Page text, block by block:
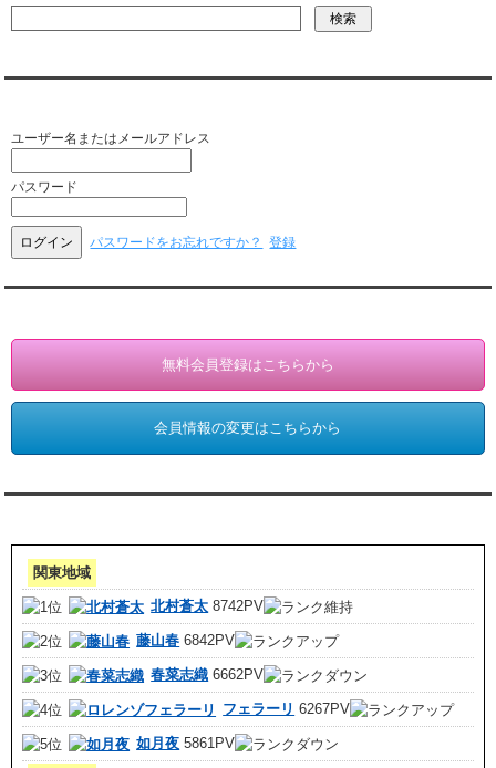
ユーザー名またはメールアドレス
パスワード
パスワードをお忘れですか？ 登録
無料会員登録はこちらから
会員情報の変更はこちらから
関東地域
北村蒼太 8742PV
藤山春 6842PV
春菜志織 6662PV
フェラーリ 6267PV
如月夜 5861PV